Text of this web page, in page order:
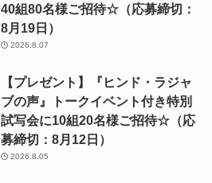
40組80名様ご招待☆（応募締切：
8月19日）
2026.8.07
【プレゼント】『ヒンド・ラジャ
ブの声』トークイベント付き特別
試写会に10組20名様ご招待☆（応
募締切：8月12日）
2026.8.05